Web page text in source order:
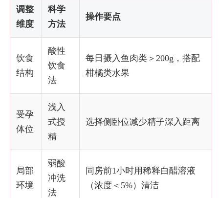
调整
维度
科学
方法
操作要点
饮食
结构
酸性
饮食
法
每日摄入鱼肉类＞200g，搭配
柑橘类水果
受孕
体位
浅入
式授
精
选择侧卧位减少精子深入距离
局部
环境
弱酸
冲洗
法
同房前1小时用稀释白醋溶液
（浓度＜5%）清洁